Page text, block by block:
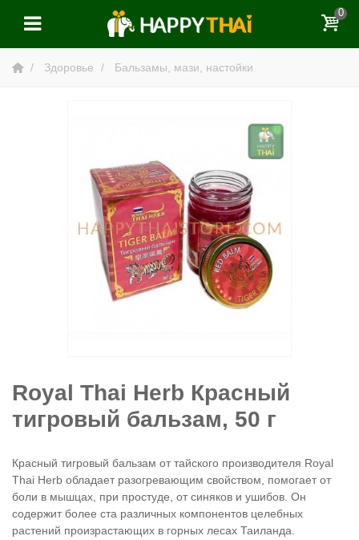
0
Здоровье Бальзамы, мази, настойки
Royal Thai Herb Красный
тигровый бальзам, 50 г
Красный тигровый бальзам от тайского производителя Royal
Thai Herb обладает разогревающим свойством, помогает от
боли в мышцах, при простуде, от синяков и ушибов. Он
содержит более ста различных компонентов целебных
растений произрастающих в горных лесах Таиланда.